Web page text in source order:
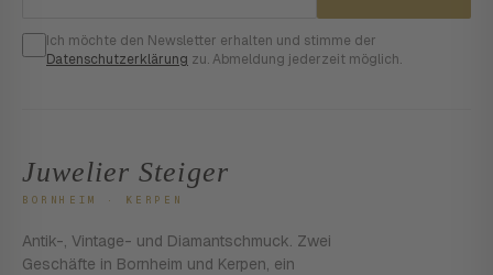
Ich möchte den Newsletter erhalten und stimme der
Datenschutzerklärung zu. Abmeldung jederzeit möglich.
Juwelier Steiger
BORNHEIM · KERPEN
Antik-, Vintage- und Diamantschmuck. Zwei
Geschäfte in Bornheim und Kerpen, ein